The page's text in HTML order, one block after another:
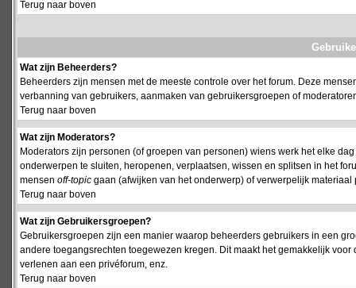
Terug naar boven
Wat zijn Beheerders?
Beheerders zijn mensen met de meeste controle over het forum. Deze
verbanning van gebruikers, aanmaken van gebruikersgroepen of
Terug naar boven
Wat zijn Moderators?
Moderators zijn personen (of groepen van personen) wiens werk het elke
onderwerpen te sluiten, heropenen, verplaatsen, wissen en splitsen in het
mensen off-topic gaan (afwijken van het onderwerp) of verwerpelijk materiaal
Terug naar boven
Wat zijn Gebruikersgroepen?
Gebruikersgroepen zijn een manier waarop beheerders gebruikers in een
andere toegangsrechten toegewezen kregen. Dit maakt het gemakkelijk
verlenen aan een privéforum, enz.
Terug naar boven